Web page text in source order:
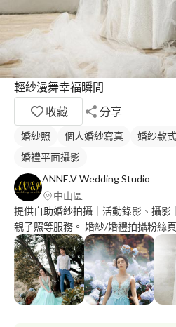
輕紗漫舞幸福瞬間
收藏
分享
婚紗照 個人婚紗寫真 婚紗款式
婚禮平面攝影
ANNE.V Wedding Studio
中山區
提供自助婚紗拍攝｜活動錄影、攝影
親子照等服務。 婚紗/婚禮拍攝粉絲頁：
https://www.facebook.com/
https://csphotographer.weebly.com 影片作品：
https://www.youtube.com/channel/